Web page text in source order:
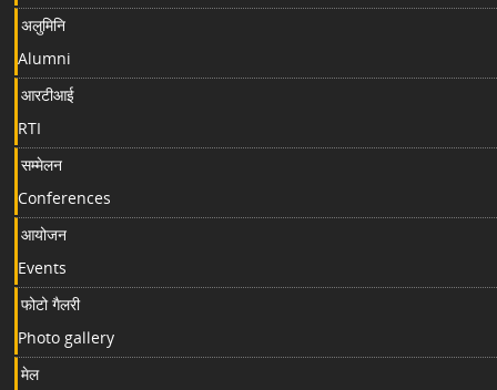
अलुमिनि
Alumni
आरटीआई
RTI
सम्मेलन
Conferences
आयोजन
Events
फोटो गैलरी
Photo gallery
मेल